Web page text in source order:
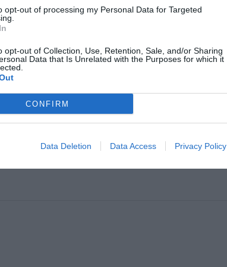
opt-out of processing my Personal Data for Targeted
opt-out of Collection, Use, Retention, Sale, and/or Sharing
Data that Is Unrelated with the Purposes for which it
CONFIRM
Data Deletion Data Access Privacy Policy
un tríptico explicativo sobre el alcohol,
que ofrece recomendaciones a las familias
y advierte sobre los riesgos de
o medicamentos.
preferida de Google
de actualidad.